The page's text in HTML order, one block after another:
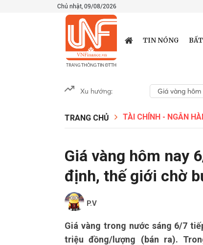
Chủ nhật, 09/08/2026
TIN NÓNG
Xu hướng: Giá vàng hôm
TRANG CHỦ TÀI CHÍNH - NGÂN
Giá vàng hôm nay
định, thế giới chờ
P.V
Giá vàng trong nước sáng 6/7
triệu đồng/lượng (bán ra).